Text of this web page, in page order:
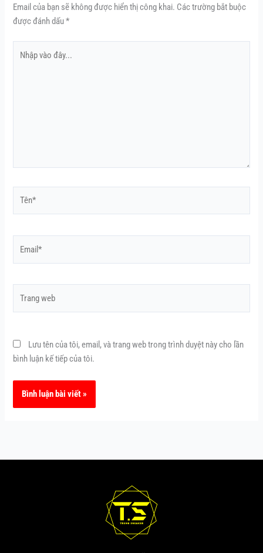
Email của bạn sẽ không được hiển thị công khai. Các trường bắt buộc
được đánh dấu*
vào
Lưu tên của tôi, email, và trang web trong trình duyệt này cho lần
bình luận kế tiếp của tôi.